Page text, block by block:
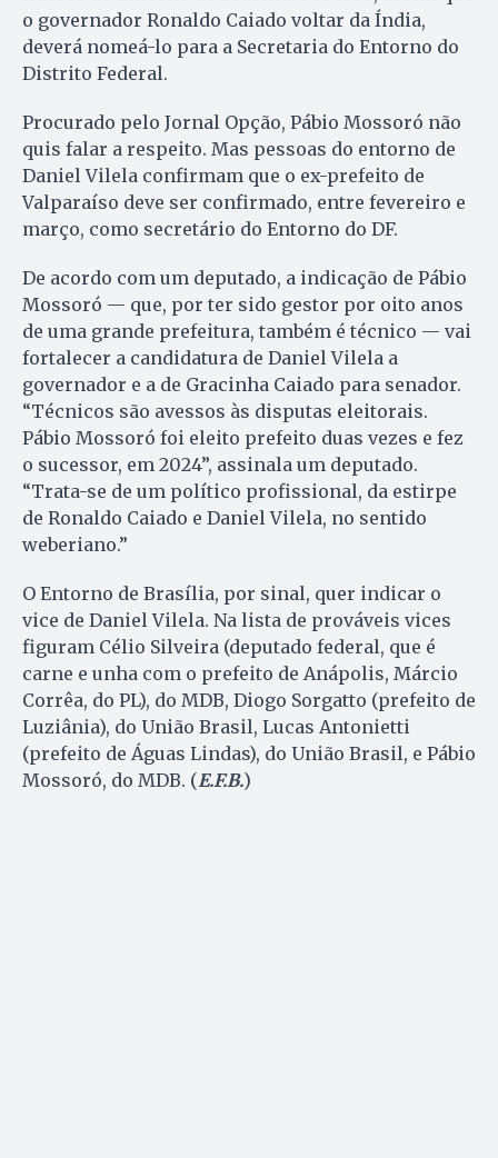
o governador Ronaldo Caiado voltar da Índia,
deverá nomeá-lo para a Secretaria do Entorno do
Distrito Federal.
Procurado pelo Jornal Opção, Pábio Mossoró não
quis falar a respeito. Mas pessoas do entorno de
Daniel Vilela confirmam que o ex-prefeito de
Valparaíso deve ser confirmado, entre fevereiro e
março, como secretário do Entorno do DF.
De acordo com um deputado, a indicação de Pábio
Mossoró — que, por ter sido gestor por oito anos
de uma grande prefeitura, também é técnico — vai
fortalecer a candidatura de Daniel Vilela a
governador e a de Gracinha Caiado para senador.
“Técnicos são avessos às disputas eleitorais.
Pábio Mossoró foi eleito prefeito duas vezes e fez
o sucessor, em 2024”, assinala um deputado.
“Trata-se de um político profissional, da estirpe
de Ronaldo Caiado e Daniel Vilela, no sentido
weberiano.”
O Entorno de Brasília, por sinal, quer indicar o
vice de Daniel Vilela. Na lista de prováveis vices
figuram Célio Silveira (deputado federal, que é
carne e unha com o prefeito de Anápolis, Márcio
Corrêa, do PL), do MDB, Diogo Sorgatto (prefeito de
Luziânia), do União Brasil, Lucas Antonietti
(prefeito de Águas Lindas), do União Brasil, e Pábio
Mossoró, do MDB. (E.F.B.)